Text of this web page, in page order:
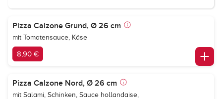
Pizza Calzone Grund, Ø 26 cm
mit Tomatensauce, Käse
8,90 €
Pizza Calzone Nord, Ø 26 cm
mit Salami, Schinken, Sauce hollandaise,